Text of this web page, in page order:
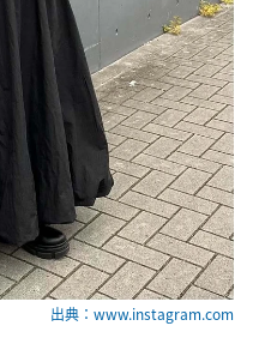
出典：www.instagram.com